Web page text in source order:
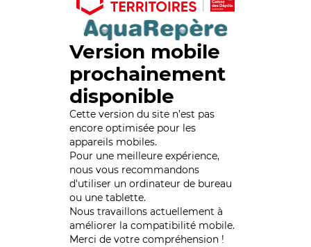
Version mobile
prochainement
disponible
Cette version du site n’est pas
encore optimisée pour les
appareils mobiles.
Pour une meilleure expérience,
nous vous recommandons
d'utiliser un ordinateur de bureau
ou une tablette.
Nous travaillons actuellement à
améliorer la compatibilité mobile.
Merci de votre compréhension !